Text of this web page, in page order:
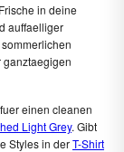
in deine
auffaelliger
ganztaegigen
fuer einen cleanen
Light Grey. Gibt
Styles in derT-Shirt